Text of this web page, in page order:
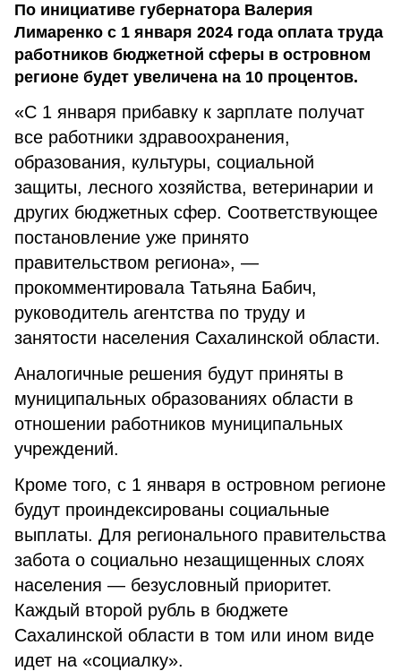
По инициативе губернатора Валерия
Лимаренко с 1 января 2024 года оплата труда
работников бюджетной сферы в островном
регионе будет увеличена на 10 процентов.
«С 1 января прибавку к зарплате получат
все работники здравоохранения,
образования, культуры, социальной
защиты, лесного хозяйства, ветеринарии и
других бюджетных сфер. Соответствующее
постановление уже принято
правительством региона», —
прокомментировала Татьяна Бабич,
руководитель агентства по труду и
занятости населения Сахалинской области.
Аналогичные решения будут приняты в
муниципальных образованиях области в
отношении работников муниципальных
учреждений.
Кроме того, с 1 января в островном регионе
будут проиндексированы социальные
выплаты. Для регионального правительства
забота о социально незащищенных слоях
населения — безусловный приоритет.
Каждый второй рубль в бюджете
Сахалинской области в том или ином виде
идет на «социалку».